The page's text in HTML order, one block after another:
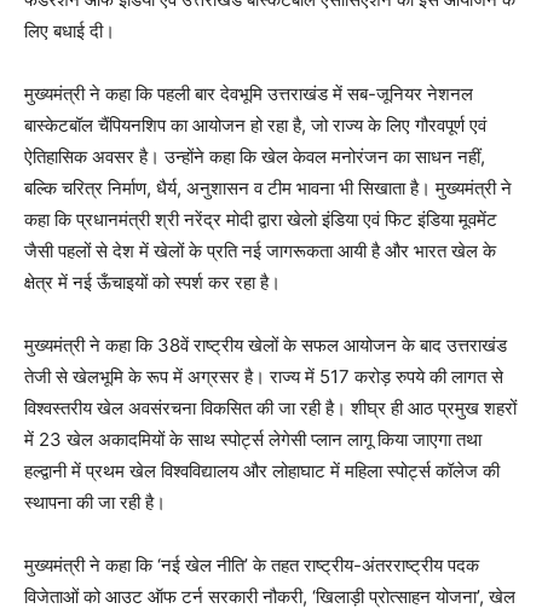
लिए बधाई दी।
मुख्यमंत्री ने कहा कि पहली बार देवभूमि उत्तराखंड में सब-जूनियर नेशनल
बास्केटबॉल चैंपियनशिप का आयोजन हो रहा है, जो राज्य के लिए गौरवपूर्ण एवं
ऐतिहासिक अवसर है। उन्होंने कहा कि खेल केवल मनोरंजन का साधन नहीं,
बल्कि चरित्र निर्माण, धैर्य, अनुशासन व टीम भावना भी सिखाता है। मुख्यमंत्री ने
कहा कि प्रधानमंत्री श्री नरेंद्र मोदी द्वारा खेलो इंडिया एवं फिट इंडिया मूवमेंट
जैसी पहलों से देश में खेलों के प्रति नई जागरूकता आयी है और भारत खेल के
क्षेत्र में नई ऊँचाइयों को स्पर्श कर रहा है।
मुख्यमंत्री ने कहा कि 38वें राष्ट्रीय खेलों के सफल आयोजन के बाद उत्तराखंड
तेजी से खेलभूमि के रूप में अग्रसर है। राज्य में 517 करोड़ रुपये की लागत से
विश्वस्तरीय खेल अवसंरचना विकसित की जा रही है। शीघ्र ही आठ प्रमुख शहरों
में 23 खेल अकादमियों के साथ स्पोर्ट्स लेगेसी प्लान लागू किया जाएगा तथा
हल्द्वानी में प्रथम खेल विश्वविद्यालय और लोहाघाट में महिला स्पोर्ट्स कॉलेज की
स्थापना की जा रही है।
मुख्यमंत्री ने कहा कि ‘नई खेल नीति’ के तहत राष्ट्रीय-अंतरराष्ट्रीय पदक
विजेताओं को आउट ऑफ टर्न सरकारी नौकरी, ‘खिलाड़ी प्रोत्साहन योजना’, खेल